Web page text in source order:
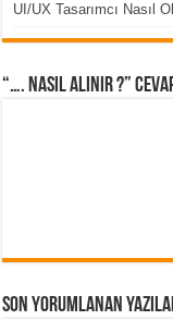
UI/UX Tasarımcı Nasıl
“…. Nasıl Alınır ?”
Son Yorumlanan